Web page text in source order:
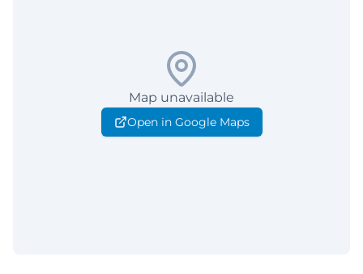
Map unavailable
Open in Google Maps